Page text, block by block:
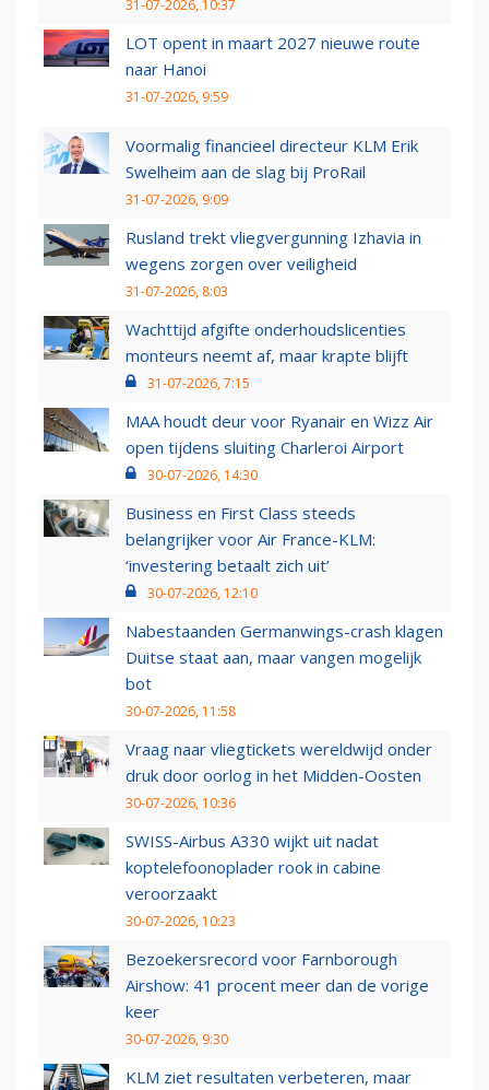
31-07-2026, 10:37
LOT opent in maart 2027 nieuwe route
naar Hanoi
31-07-2026, 9:59
Voormalig financieel directeur KLM Erik
Swelheim aan de slag bij ProRail
31-07-2026, 9:09
Rusland trekt vliegvergunning Izhavia in
wegens zorgen over veiligheid
31-07-2026, 8:03
Wachttijd afgifte onderhoudslicenties
monteurs neemt af, maar krapte blijft
31-07-2026, 7:15
MAA houdt deur voor Ryanair en Wizz Air
open tijdens sluiting Charleroi Airport
30-07-2026, 14:30
Business en First Class steeds
belangrijker voor Air France-KLM:
‘investering betaalt zich uit’
30-07-2026, 12:10
Nabestaanden Germanwings-crash klagen
Duitse staat aan, maar vangen mogelijk
bot
30-07-2026, 11:58
Vraag naar vliegtickets wereldwijd onder
druk door oorlog in het Midden-Oosten
30-07-2026, 10:36
SWISS-Airbus A330 wijkt uit nadat
koptelefoonoplader rook in cabine
veroorzaakt
30-07-2026, 10:23
Bezoekersrecord voor Farnborough
Airshow: 41 procent meer dan de vorige
keer
30-07-2026, 9:30
KLM ziet resultaten verbeteren, maar